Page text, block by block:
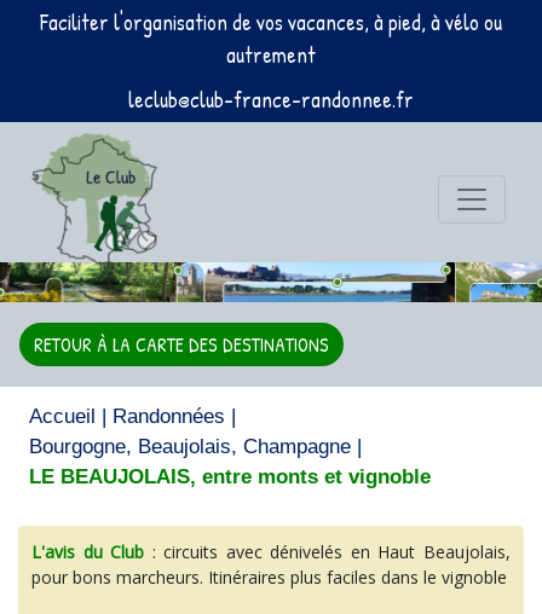
Faciliter l'organisation de vos vacances, à pied, à vélo ou
autrement
leclub@club-france-randonnee.fr
RETOUR À LA CARTE DES DESTINATIONS
Accueil | Randonnées |
Bourgogne, Beaujolais, Champagne |
LE BEAUJOLAIS, entre monts et vignoble
L'avis du Club : circuits avec dénivelés en Haut Beaujolais,
pour bons marcheurs. Itinéraires plus faciles dans le vignoble